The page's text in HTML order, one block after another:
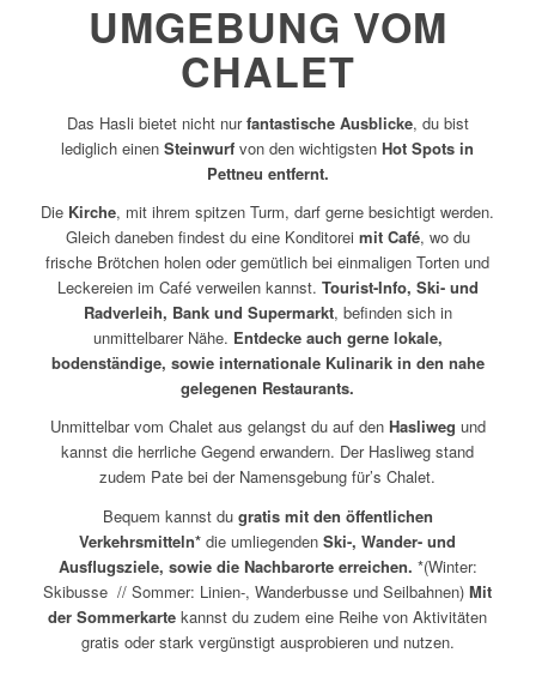
UMGEBUNG VOM
CHALET
Das Hasli bietet nicht nurfantastische Ausblicke, du bist
lediglich einenSteinwurf von den wichtigsten Hot Spots in
Pettneu entfernt.
Die Kirche, mit ihrem spitzen Turm, darf gerne besichtigt werden.
Gleich daneben findest du eine Konditorei mit Café, wo du
frische Brötchen holen oder gemütlich bei einmaligen Torten und
Leckereien im Café verweilen kannst. Tourist-Info, Ski- und
Radverleih, Bank und Supermarkt, befinden sich in
unmittelbarer Nähe. Entdecke auch gerne lokale,
bodenständige, sowie internationale Kulinarik in den nahe
gelegenen Restaurants.
Unmittelbar vom Chalet aus gelangst du auf den Hasliweg und
kannst die herrliche Gegend erwandern. Der Hasliweg stand
zudem Pate bei der Namensgebung für’s Chalet.
Bequem kannst du gratis mit den öffentlichen
Verkehrsmitteln* die umliegendenSki-, Wander- und
Ausflugsziele, sowie die Nachbarorte erreichen. *(Winter:
Skibusse // Sommer: Linien-, Wanderbusse und Seilbahnen)Mit
der Sommerkarte kannst du zudem eine Reihe von Aktivitäten
gratis oder stark vergünstigt ausprobieren und nutzen.